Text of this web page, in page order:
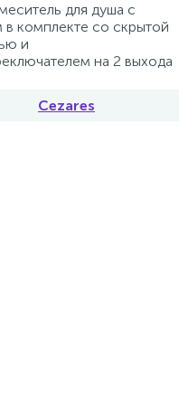
для душа с
комплекте со скрытой
и
на 2 выхода
Cezares